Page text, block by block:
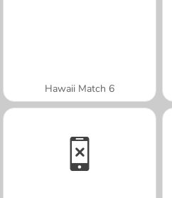
Hawaii Match 6